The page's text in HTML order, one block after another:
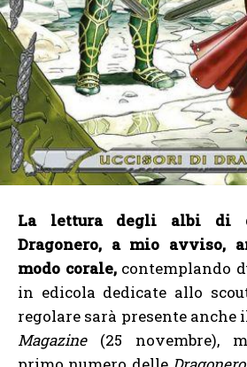
La lettura degli albi di
Dragonero, a mio avviso,
modo corale,contemplando
in edicola dedicate allo
regolare sarà presente anche
Magazine(25 novembre),